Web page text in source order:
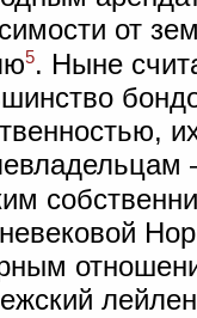
от
5. Ныне